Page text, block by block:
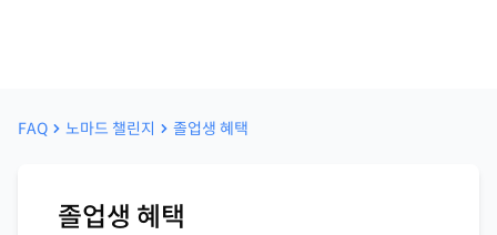
FAQ 노마드 챌린지 졸업생 혜택
졸업생 혜택